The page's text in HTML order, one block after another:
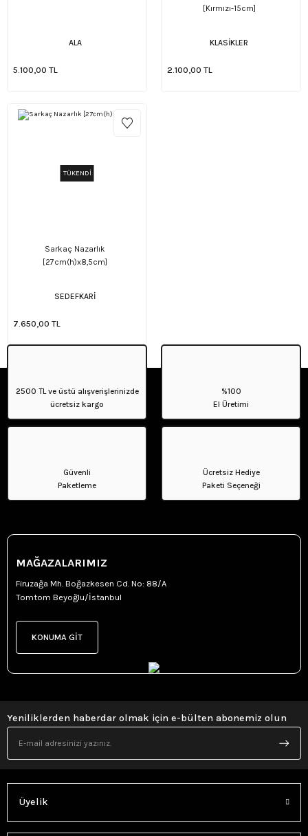
ALA
5.100,00 TL
[Kırmızı-15cm]
KLASİKLER
2.100,00 TL
TÜKENDİ
Sarkaç Nazarlık
[27cm(h)x8,5cm]
SEDEFKARİ
7.650,00 TL
2500 TL ve üstü alışverişlerinizde
ücretsiz kargo
%100
El Üretimi
Güvenli
Paketleme
Ücretsiz Hediye
Paketi Seçeneği
MAĞAZALARIMIZ
Firuzağa Mh. Boğazkesen Cd. No: 88/A
Tomtom Beyoğlu/İstanbul
KONUMA GİT
Yeniliklerden haberdar olmak için e-bülten abonemiz olun
Üyelik